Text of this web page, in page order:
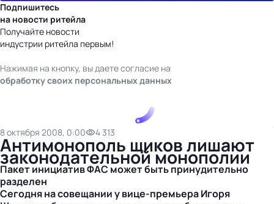
Подпишитесь
на новости ритейла
Получайте новости
индустрии ритейла первым!
Нажимая на кнопку, вы даете согласие на
обработку своих персональных данных
8 октября 2008, 0:00 4 313
Антимонополь щиков лишают
законодательной монополии
Пакет инициатив ФАС может быть принудительно
разделен
Сегодня на совещании у вице-премьера Игоря